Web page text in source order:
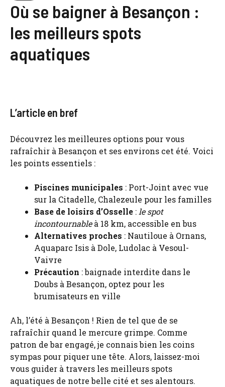
Où se baigner à Besançon :
les meilleurs spots
aquatiques
L’article en bref
Découvrez les meilleures options pour vous
rafraîchir à Besançon et ses environs cet été. Voici
les points essentiels :
Piscines municipales : Port-Joint avec vue
sur la Citadelle, Chalezeule pour les familles
Base de loisirs d’Osselle :le spot
incontournableà 18 km, accessible en bus
Alternatives proches : Nautiloue à Ornans,
Aquaparc Isis à Dole, Ludolac à Vesoul-
Vaivre
Précaution : baignade interdite dans le
Doubs à Besançon, optez pour les
brumisateurs en ville
Ah, l’été à Besançon ! Rien de tel que de se
rafraîchir quand le mercure grimpe. Comme
patron de bar engagé, je connais bien les coins
sympas pour piquer une tête. Alors, laissez-moi
vous guider à travers les meilleurs spots
aquatiques de notre belle cité et ses alentours.